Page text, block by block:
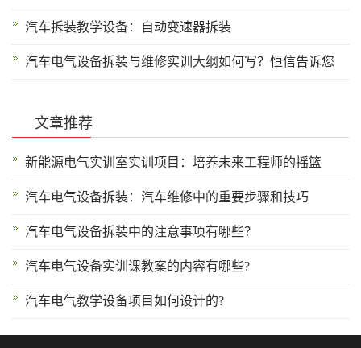
汽车拆装教学设备：自动变速器拆装
汽车电气设备拆装与维修实训大纲如何写？恒信告诉您
文章推荐
新能源电气实训室实训项目：培养未来工程师的摇篮
汽车电气设备拆装：汽车维修中的重要步骤和技巧
汽车电气设备拆装中的注意事项有哪些？
汽车电气设备实训课教案的内容有哪些?
汽车电气教学设备项目如何设计的?